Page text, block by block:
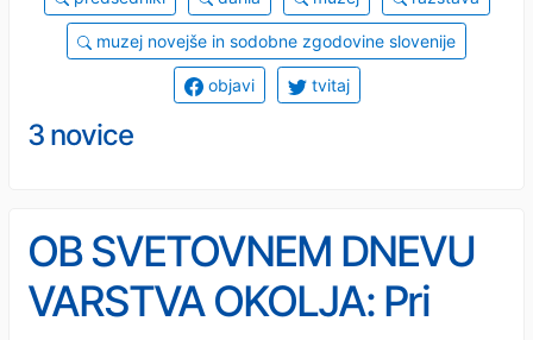
muzej novejše in sodobne zgodovine slovenije
objavi tvitaj
3 novice
OB SVETOVNEM DNEVU
VARSTVA OKOLJA: Pri